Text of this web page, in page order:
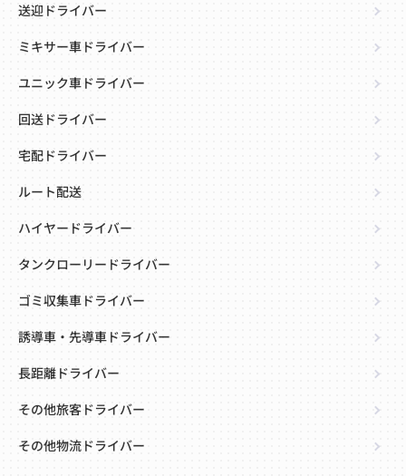
送迎ドライバー
ミキサー車ドライバー
ユニック車ドライバー
回送ドライバー
宅配ドライバー
ルート配送
ハイヤードライバー
タンクローリードライバー
ゴミ収集車ドライバー
誘導車・先導車ドライバー
長距離ドライバー
その他旅客ドライバー
その他物流ドライバー